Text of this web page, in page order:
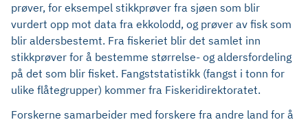
prøver, for eksempel stikkprøver fra sjøen som blir
vurdert opp mot data fra ekkolodd, og prøver av fisk som
blir aldersbestemt. Fra fiskeriet blir det samlet inn
stikkprøver for å bestemme størrelse- og aldersfordeling
på det som blir fisket. Fangststatistikk (fangst i tonn for
ulike flåtegrupper) kommer fra Fiskeridirektoratet.
Forskerne samarbeider med forskere fra andre land for å